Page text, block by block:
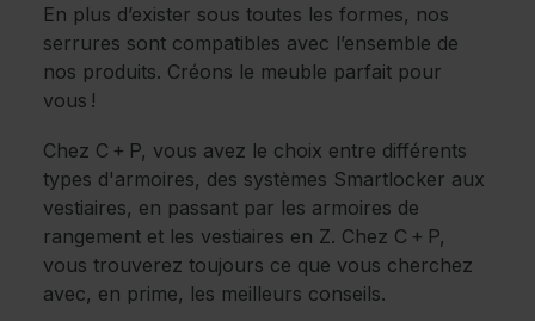
En plus d’exister sous toutes les formes, nos
serrures sont compatibles avec l’ensemble de
nos produits. Créons le meuble parfait pour
vous !
Chez C + P, vous avez le choix entre différents
types d'armoires, des systèmes Smartlocker aux
vestiaires, en passant par les armoires de
rangement et les vestiaires en Z. Chez C + P,
vous trouverez toujours ce que vous cherchez
avec, en prime, les meilleurs conseils.